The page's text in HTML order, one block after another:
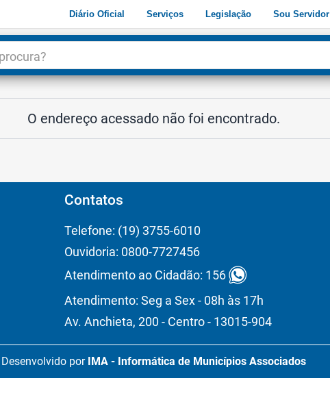
Diário Oficial Serviços Legislação Sou Servidor
O endereço acessado não foi encontrado.
Contatos
Telefone: (19) 3755-6010
Ouvidoria: 0800-7727456
Atendimento ao Cidadão: 156
Atendimento: Seg a Sex - 08h às 17h
Av. Anchieta, 200 - Centro - 13015-904
Desenvolvido por IMA - Informática de Municípios Associados